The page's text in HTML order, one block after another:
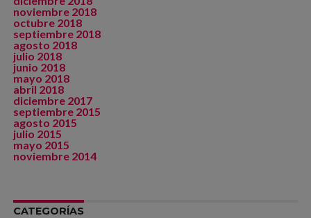
noviembre 2018
octubre 2018
septiembre 2018
agosto 2018
julio 2018
junio 2018
mayo 2018
abril 2018
diciembre 2017
septiembre 2015
agosto 2015
julio 2015
mayo 2015
noviembre 2014
CATEGORÍAS